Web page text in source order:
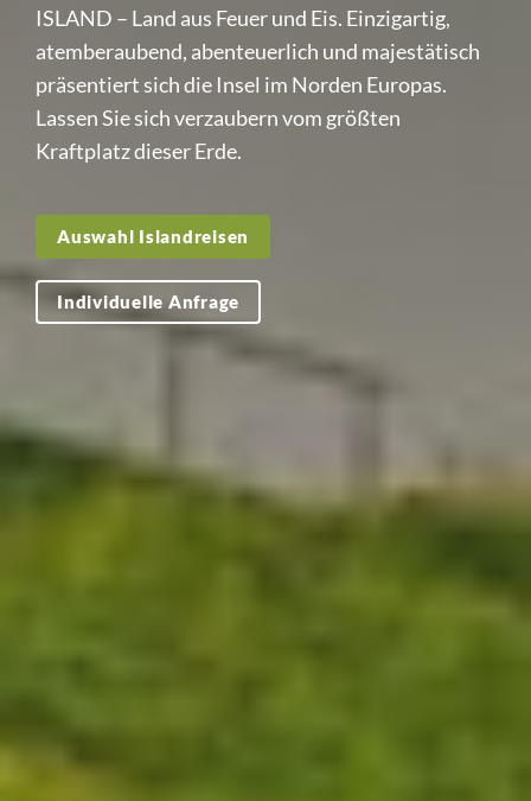
ISLAND – Land aus Feuer und Eis. Einzigartig,
atemberaubend, abenteuerlich und majestätisch
präsentiert sich die Insel im Norden Europas.
Lassen Sie sich verzaubern vom größten
Kraftplatz dieser Erde.
Auswahl Islandreisen
Individuelle Anfrage